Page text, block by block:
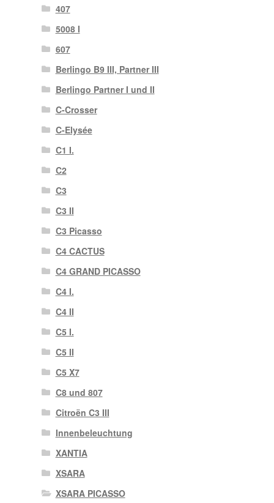
407
5008 I
607
Berlingo B9 III, Partner III
Berlingo Partner I und II
C-Crosser
C-Elysée
C1 I.
C2
C3
C3 II
C3 Picasso
C4 CACTUS
C4 GRAND PICASSO
C4 I.
C4 II
C5 I.
C5 II
C5 X7
C8 und 807
Citroën C3 III
Innenbeleuchtung
XANTIA
XSARA
XSARA PICASSO